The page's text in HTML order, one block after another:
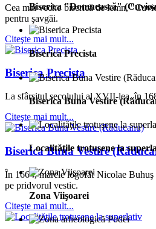
Cea mai veche biserică de lemn,
pentru şavgăi.
Citeşte mai mult...
Biserica Precista
La sfârşitul secolului al XVII-lea, în
Citeşte mai mult...
Biserica Buna Vestire
În 1664, marele logofăt Nicolae
pe pridvorul vestic.
Citeşte mai mult...
Biserica "Domnească"
Biserica Precista
Biserica Buna Vestire
Localităţile trotuşene la
Zona Viişoarei